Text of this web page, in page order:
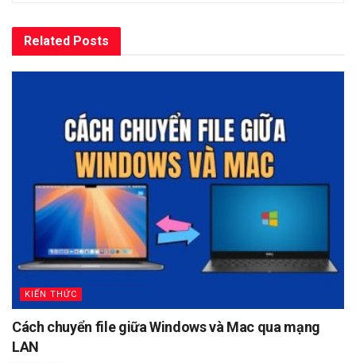
Related Posts
KIẾN THỨC
Cách chuyển file giữa Windows và Mac qua mạng
LAN